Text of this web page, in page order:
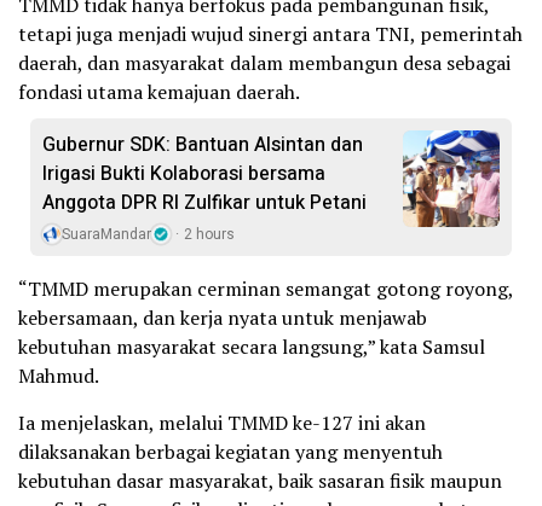
tetapi juga menjadi wujud sinergi antara TNI, pemerintah
daerah, dan masyarakat dalam membangun desa sebagai
fondasi utama kemajuan daerah.
Gubernur SDK: Bantuan Alsintan dan
Irigasi Bukti Kolaborasi bersama
Anggota DPR RI Zulfikar untuk Petani
SuaraMandar 2 hours
“TMMD merupakan cerminan semangat gotong royong,
kebersamaan, dan kerja nyata untuk menjawab
kebutuhan masyarakat secara langsung,” kata Samsul
Mahmud.
Ia menjelaskan, melalui TMMD ke-127 ini akan
dilaksanakan berbagai kegiatan yang menyentuh
kebutuhan dasar masyarakat, baik sasaran fisik maupun